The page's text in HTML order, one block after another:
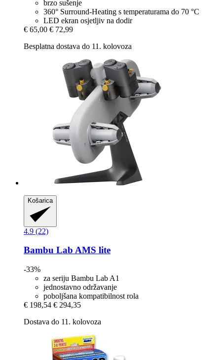
brzo sušenje
360° Surround-Heating s temperaturama do 70 °C
LED ekran osjetljiv na dodir
€ 65,00 € 72,99
Besplatna dostava do 11. kolovoza
Košarica
4.9 (22)
Bambu Lab AMS lite
-33%
za seriju Bambu Lab A1
jednostavno održavanje
poboljšana kompatibilnost rola
€ 198,54 € 294,35
Dostava do 11. kolovoza